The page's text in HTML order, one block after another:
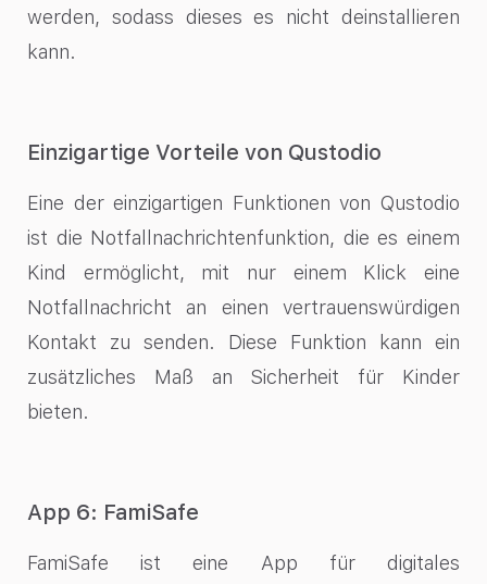
werden, sodass dieses es nicht deinstallieren
kann.
Einzigartige Vorteile von Qustodio
Eine der einzigartigen Funktionen von Qustodio
ist die Notfallnachrichtenfunktion, die es einem
Kind ermöglicht, mit nur einem Klick eine
Notfallnachricht an einen vertrauenswürdigen
Kontakt zu senden. Diese Funktion kann ein
zusätzliches Maß an Sicherheit für Kinder
bieten.
App 6: FamiSafe
FamiSafe ist eine App für digitales